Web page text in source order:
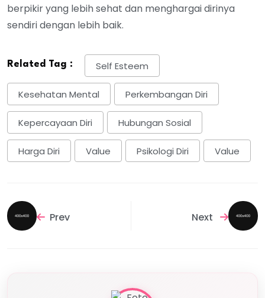
berpikir yang lebih sehat dan menghargai dirinya
sendiri dengan lebih baik.
Related Tag : Self Esteem
Kesehatan Mental Perkembangan Diri
Kepercayaan Diri Hubungan Sosial
Harga Diri Value Psikologi Diri Value
Prev Next